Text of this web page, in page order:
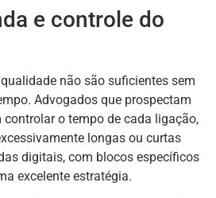
e controle do
não são suficientes sem
Advogados que prospectam
controlar o tempo de cada ligação,
longas ou curtas
digitais, com blocos específicos
excelente estratégia.